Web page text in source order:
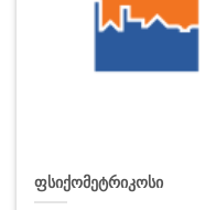
ფსიქომეტრიკოსი